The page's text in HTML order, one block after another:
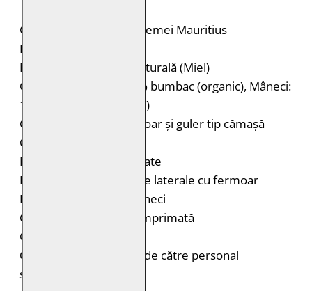
Geacă de piele pentru femei Mauritius
Brand: Mauritius
Material: 100% piele naturală (Miel)
Căptușeală: Corp: 100% bumbac (organic), Mâneci:
100% poliester (reciclat)
Geacă de piele cu fermoar și guler tip cămașă
Cusături decorative
Model geometric pe spate
Două buzunare verticale laterale cu fermoar
Fermoar și capsă la mâneci
Căptușeală interioară imprimată
Croială: Regular Fit
Curățare: Spălare doar de către personal
specializat